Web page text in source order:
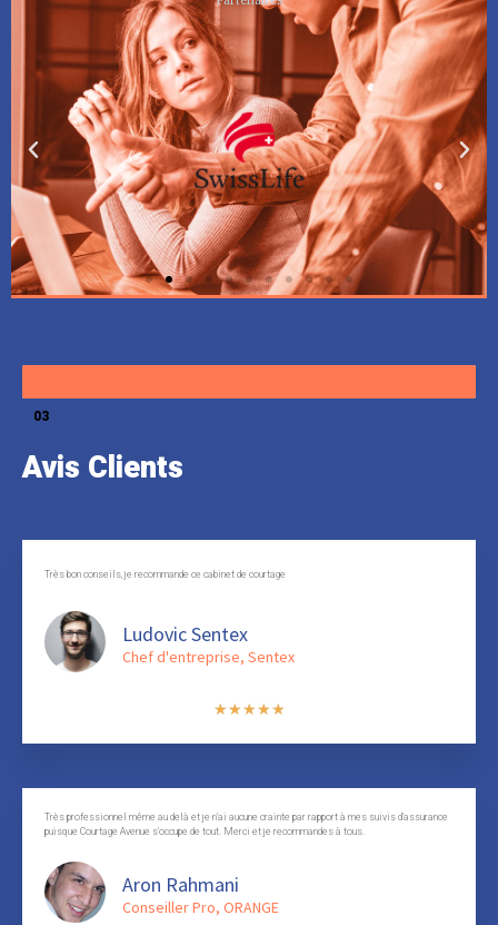
03
Avis Clients
Très bon conseils, je recommande ce cabinet de courtage
Ludovic Sentex
Chef d'entreprise, Sentex
★★★★★
Très professionnel même au delà et je n'ai aucune crainte par rapport à mes suivis d'assurance
puisque Courtage Avenue s'occupe de tout. Merci et je recommandes à tous.
Aron Rahmani
Conseiller Pro, ORANGE